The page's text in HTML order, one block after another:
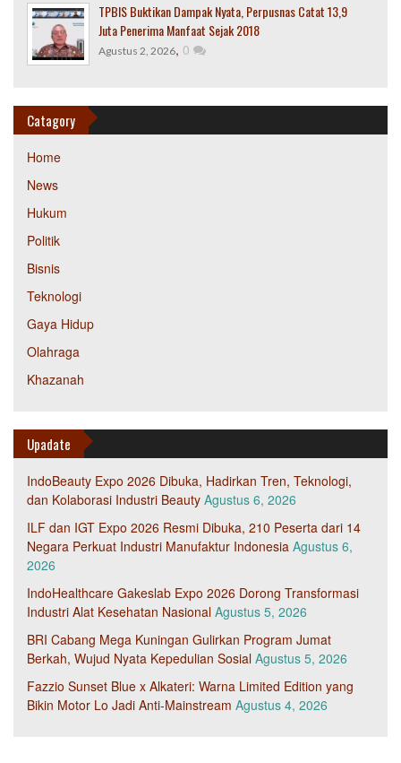
TPBIS Buktikan Dampak Nyata, Perpusnas Catat 13,9
Juta Penerima Manfaat Sejak 2018
Agustus 2, 2026, 0
Catagory
Home
News
Hukum
Politik
Bisnis
Teknologi
Gaya Hidup
Olahraga
Khazanah
Upadate
IndoBeauty Expo 2026 Dibuka, Hadirkan Tren, Teknologi,
dan Kolaborasi Industri Beauty Agustus 6, 2026
ILF dan IGT Expo 2026 Resmi Dibuka, 210 Peserta dari 14
Negara Perkuat Industri Manufaktur Indonesia Agustus 6,
2026
IndoHealthcare Gakeslab Expo 2026 Dorong Transformasi
Industri Alat Kesehatan Nasional Agustus 5, 2026
BRI Cabang Mega Kuningan Gulirkan Program Jumat
Berkah, Wujud Nyata Kepedulian Sosial Agustus 5, 2026
Fazzio Sunset Blue x Alkateri: Warna Limited Edition yang
Bikin Motor Lo Jadi Anti-Mainstream Agustus 4, 2026